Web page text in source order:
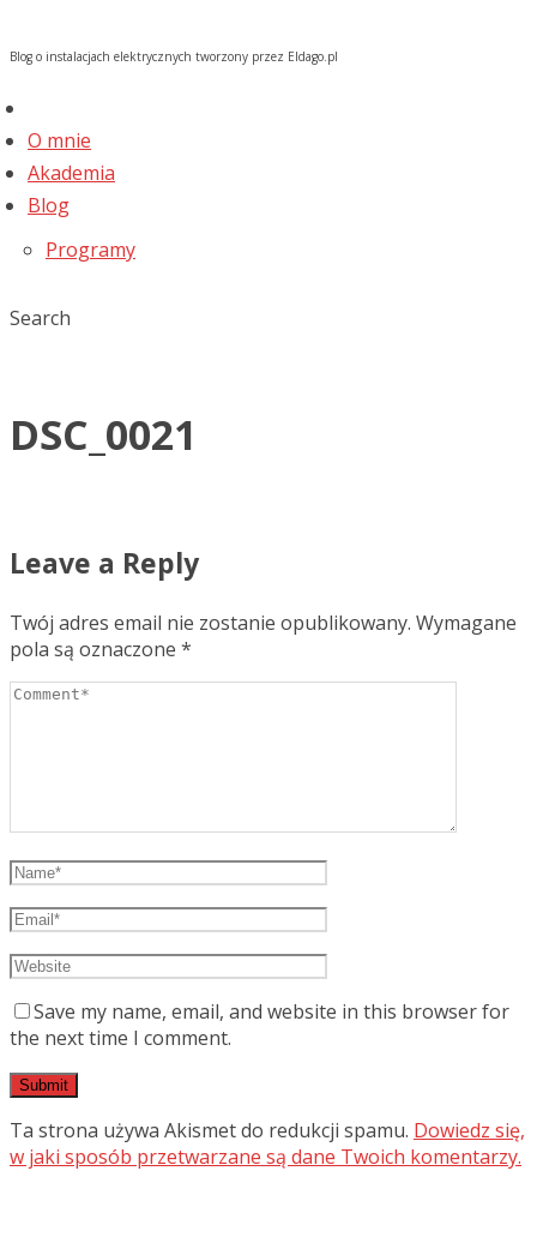
Blog o instalacjach elektrycznych tworzony przez Eldago.pl
O mnie
Akademia
Blog
Programy
Search
DSC_0021
Leave a Reply
Twój adres email nie zostanie opublikowany. Wymagane
pola są oznaczone *
Save my name, email, and website in this browser for
the next time I comment.
Ta strona używa Akismet do redukcji spamu. Dowiedz się,
w jaki sposób przetwarzane są dane Twoich komentarzy.